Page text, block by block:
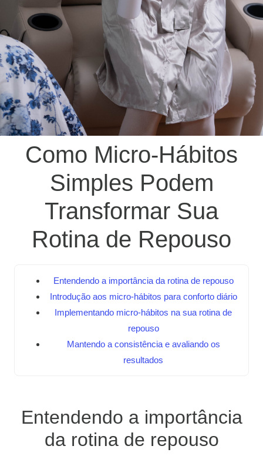
Como Micro-Hábitos
Simples Podem
Transformar Sua
Rotina de Repouso
Entendendo a importância da rotina de repouso
Introdução aos micro-hábitos para conforto diário
Implementando micro-hábitos na sua rotina de
repouso
Mantendo a consistência e avaliando os
resultados
Entendendo a importância
da rotina de repouso